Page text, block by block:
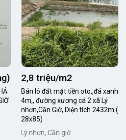
2,8 triệu/m2
Bán lô đất mặt tiền oto,,đá xanh
4m,, đường xương cá 2 xã Lý
nhơn,Cần Giờ, Diện tích 2432m (
28x85)
Lý nhơn, Cần giờ